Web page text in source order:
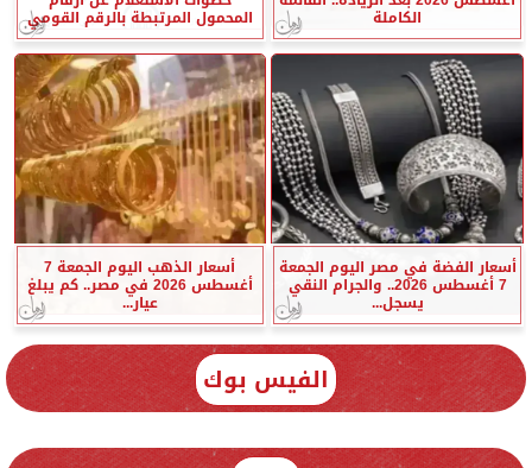
الكاملة المحمول المرتبطة بالرقم القومي
أسعار الفضة في مصر اليوم الجمعة
7 أغسطس 2026.. والجرام النقي
يسجل...
أسعار الذهب اليوم الجمعة 7
أغسطس 2026 في مصر.. كم يبلغ
عيار...
الفيس بوك